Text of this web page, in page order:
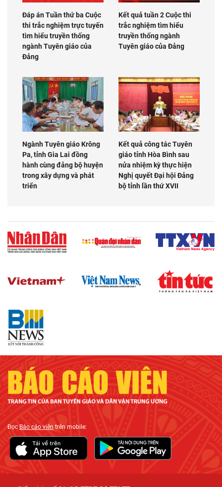
Đáp án Tuần thứ ba Cuộc
thi trắc nghiệm trực tuyến
tìm hiểu truyền thống
ngành Tuyên giáo của
Đảng
Kết quả tuần 2 Cuộc thi
trắc nghiệm tìm hiểu
truyền thống ngành
Tuyên giáo của Đảng
Ngành Tuyên giáo Krông
Pa, tỉnh Gia Lai đồng
hành cùng đảng bộ huyện
trong xây dựng và phát
triển
Kết quả công tác Tuyên
giáo tỉnh Hòa Bình sau
nửa nhiệm kỳ thực hiện
Nghị quyết Đại hội Đảng
bộ tỉnh lần thứ XVII
ĐọcBáo cáo viên trên mobile: